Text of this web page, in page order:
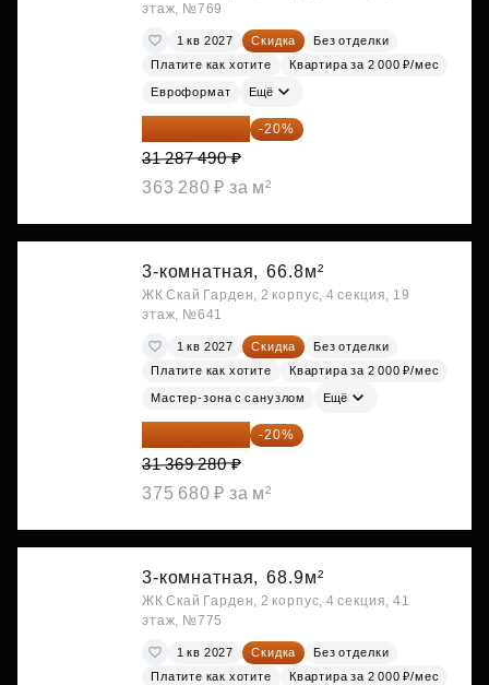
этаж, №769
1 кв 2027 Скидка
Без отделки
Платите как хотите
Квартира за 2 000 ₽/мес
Евроформат Ещё
25 029 992 ₽ -20%
31 287 490 ₽
363 280 ₽ за м²
3-комнатная, 66.8м²
ЖК Скай Гарден, 2 корпус, 4 секция, 19
этаж, №641
1 кв 2027 Скидка
Без отделки
Платите как хотите
Квартира за 2 000 ₽/мес
Мастер-зона с санузлом Ещё
25 095 424 ₽ -20%
31 369 280 ₽
375 680 ₽ за м²
3-комнатная, 68.9м²
ЖК Скай Гарден, 2 корпус, 4 секция, 41
этаж, №775
1 кв 2027 Скидка
Без отделки
Платите как хотите
Квартира за 2 000 ₽/мес